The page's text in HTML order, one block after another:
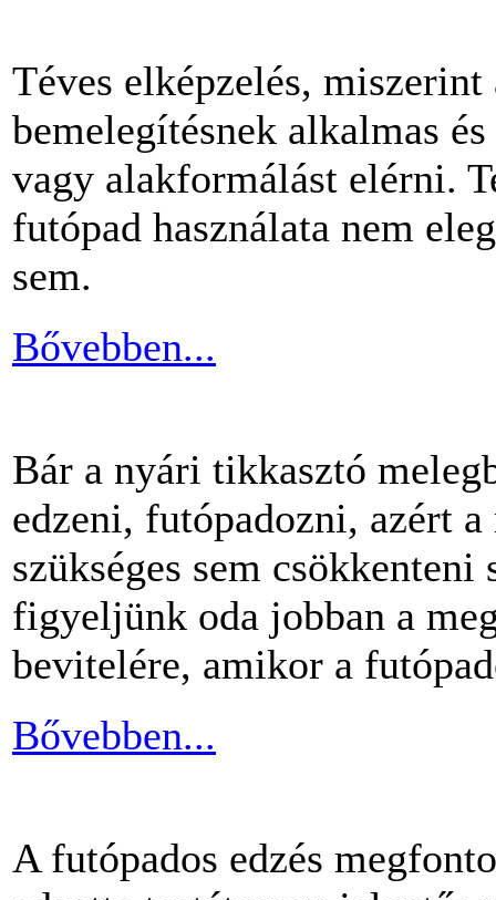
Téves elképzelés, miszerint
bemelegítésnek alkalmas
vagy alakformálást elérni.
futópad használata nem
sem.
Bővebben...
Bár a nyári tikkasztó
edzeni, futópadozni, azért
szükséges sem
figyeljünk oda jobban a
bevitelére, amikor a
Bővebben...
A futópados edzés